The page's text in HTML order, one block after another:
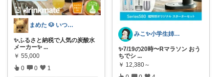
まめた 🐶 いつも感謝☺️感謝😄
✨ふるさと納税で人気の炭酸水
メーカー✨ ...
￥ 55,000
0 0 1
みこ✨小学生姉妹の母ちゃん
✨7/19の20時〜Rマラソン おう
ちでシ ...
￥ 12,380～